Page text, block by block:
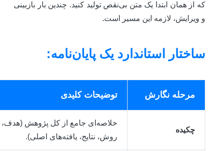
از همان ابتدا یک متن بی‌نقص تولید کنید. چندین بار بازبینی
ویرایش، لازمه این مسیر است.
استاندارد یک پایان‌نامه:
مرحله نگارش توضیحات کلیدی
چکیده
خلاصه‌ای جامع از کل پژوهش (هدف،
روش، نتایج، یافته‌های اصلی).